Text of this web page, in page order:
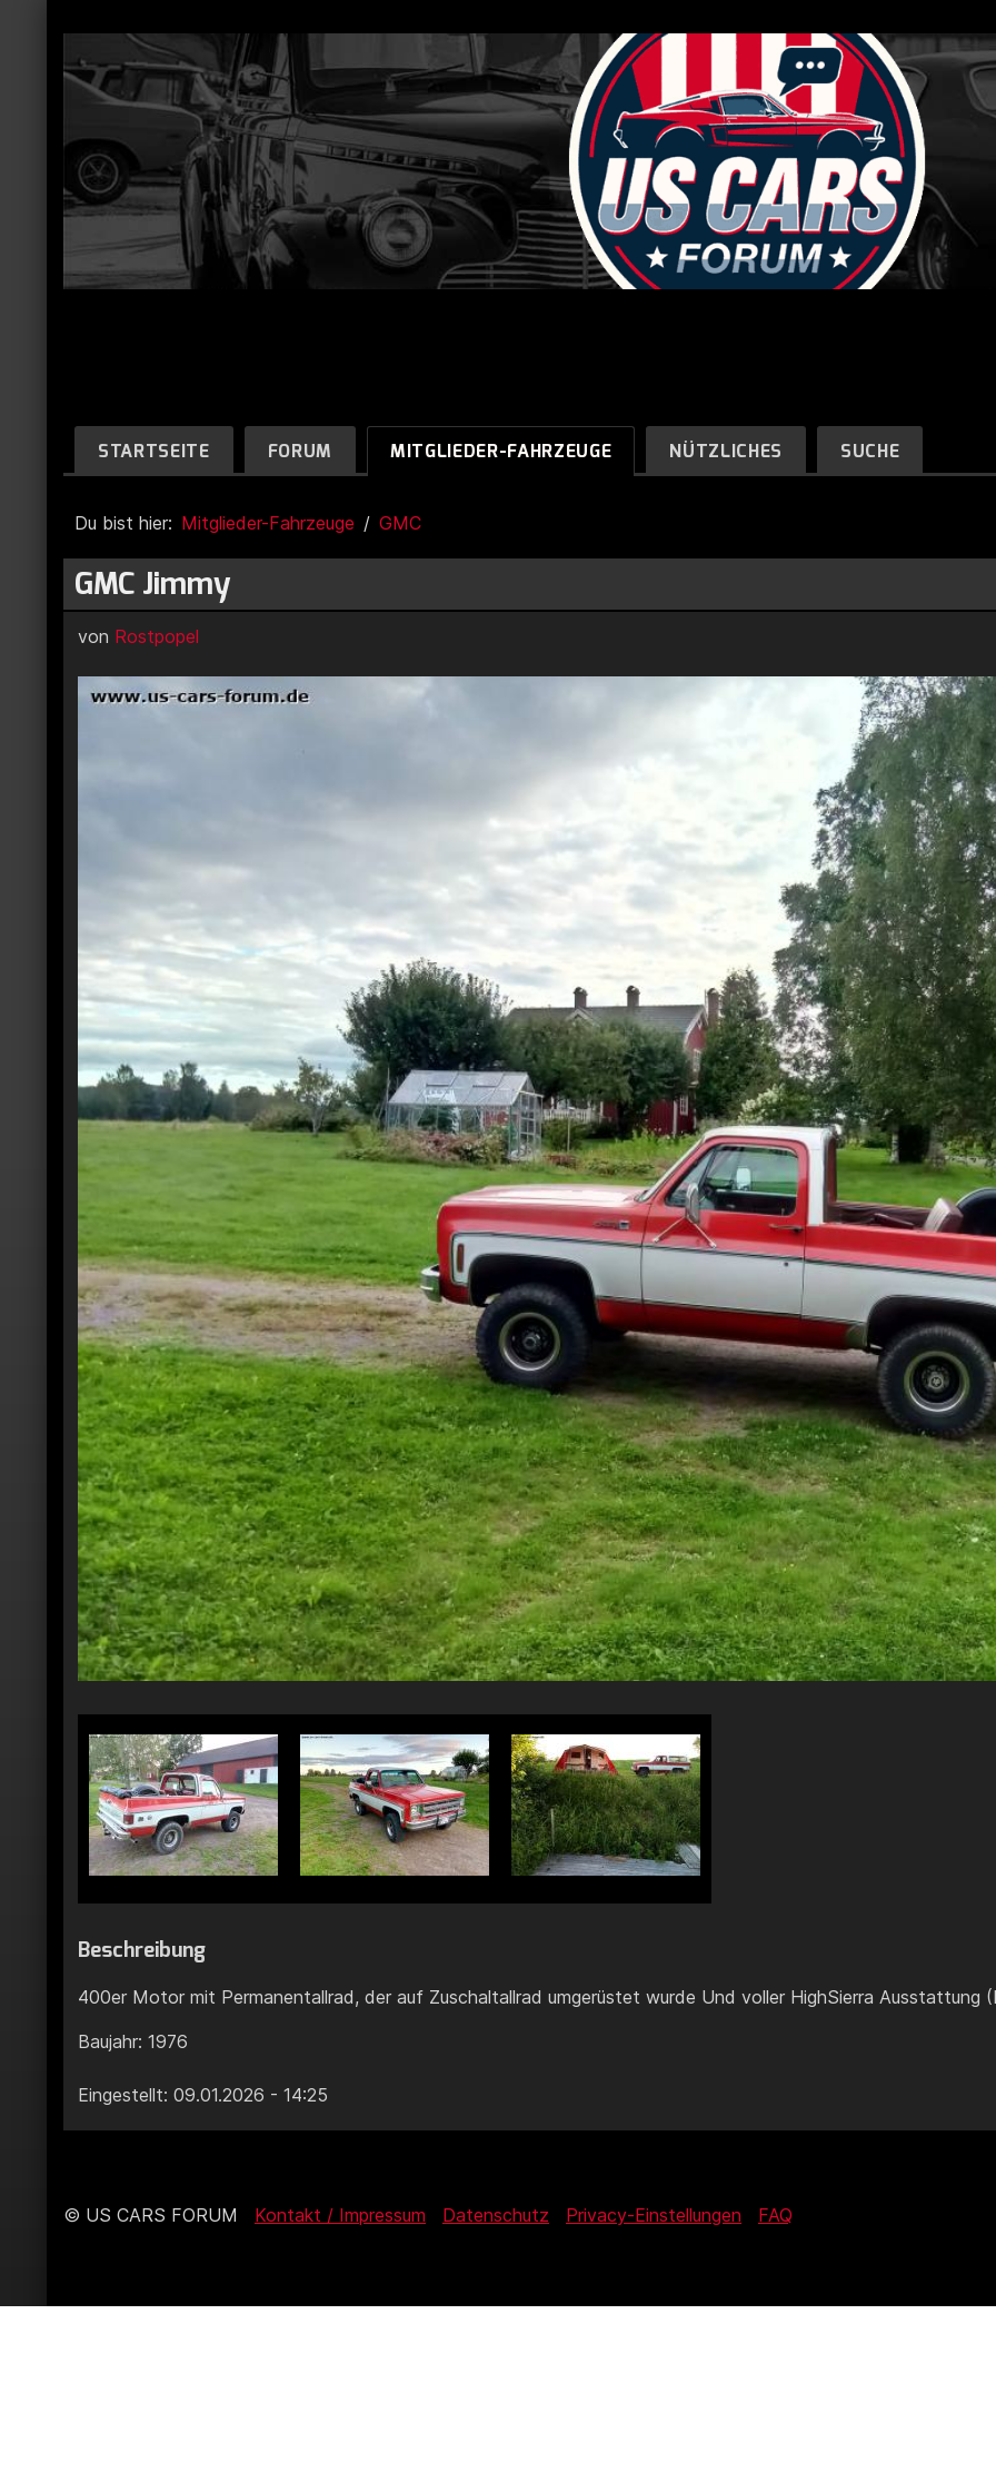
STARTSEITE FORUM MITGLIEDER-FAHRZEUGE NÜTZLICHES SUCHE
Du bist hier: Mitglieder-Fahrzeuge GMC
GMC Jimmy
von Rostpopel
Beschreibung
400er Motor mit Permanentallrad, der auf Zuschaltallrad umgerüstet wurde Und voller HighSierra Ausstattung
Baujahr: 1976
Eingestellt: 09.01.2026 - 14:25
© US CARS FORUM Kontakt / Impressum Datenschutz Privacy-Einstellungen FAQ